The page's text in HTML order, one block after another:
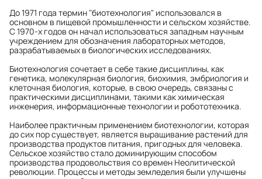
До 1971 года термин "биотехнология" использовался в
основном в пищевой промышленности и сельском хозяйстве.
С 1970-х годов он начал использоваться западным научным
учреждением для обозначения лабораторных методов,
разрабатываемых в биологических исследованиях.
Биотехнология сочетает в себе такие дисциплины, как
генетика, молекулярная биология, биохимия, эмбриология и
клеточная биология, которые, в свою очередь, связаны с
практическими дисциплинами, такими как химическая
инженерия, информационные технологии и робототехника.
Наиболее практичным применением биотехнологии, которая
до сих пор существует, является выращивание растений для
производства продуктов питания, пригодных для человека.
Сельское хозяйство стало доминирующим способом
производства продовольствия со времен Неолитической
революции. Процессы и методы земледелия были улучшены